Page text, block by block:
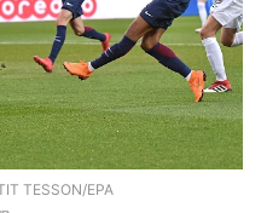
TESSON/EPA